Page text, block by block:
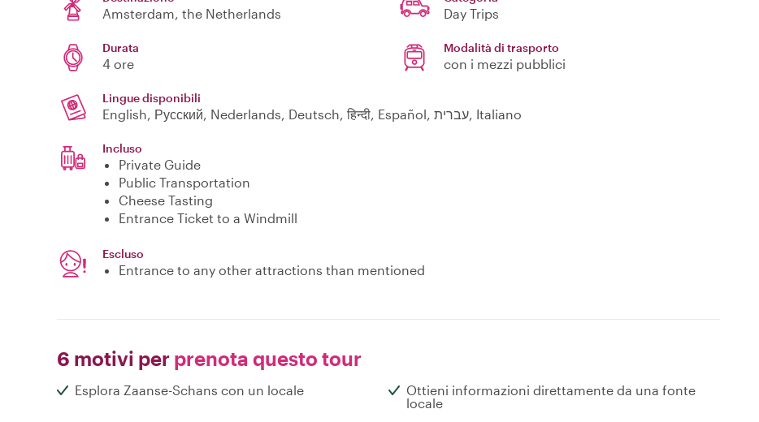
Amsterdam, the Netherlands Day Trips
Durata
4 ore
Modalità di trasporto
con i mezzi pubblici
Lingue disponibili
English, Русский, Nederlands, Deutsch, हिन्दी, Español, עברית, Italiano
Incluso
Private Guide
Public Transportation
Cheese Tasting
Entrance Ticket to a Windmill
Escluso
Entrance to any other attractions than mentioned
6 motivi per prenota questo tour
Esplora Zaanse-Schans con un locale
Ottieni informazioni direttamente da una fonte
locale